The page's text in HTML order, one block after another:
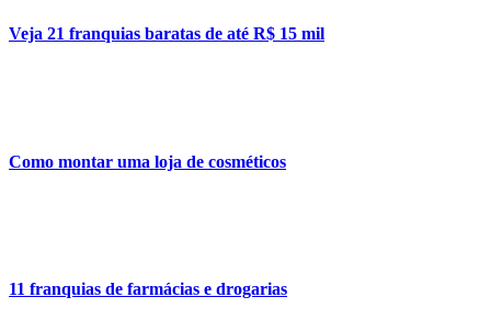
Veja 21 franquias baratas de até R$ 15 mil
Como montar uma loja de cosméticos
11 franquias de farmácias e drogarias